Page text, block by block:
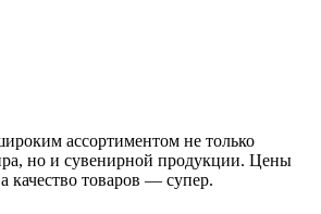
ассортиментом не только
но и сувенирной продукции. Цены
качество товаров — супер.